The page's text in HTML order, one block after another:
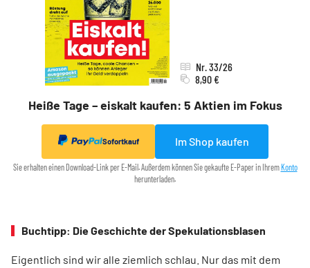
Heiße Tage – eiskalt kaufen: 5 Aktien im Fokus
Nr. 33/26
8,90 €
Sofortkauf Im Shop kaufen
Sie erhalten einen Download-Link per E-Mail. Außerdem können Sie gekaufte E-Paper in Ihrem Konto
herunterladen.
Buchtipp: Die Geschichte der Spekulationsblasen
Eigentlich sind wir alle ziemlich schlau. Nur das mit dem